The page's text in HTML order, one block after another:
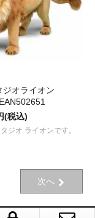
ジオライオン
(税込)
ジオ ライオンです。
次へ